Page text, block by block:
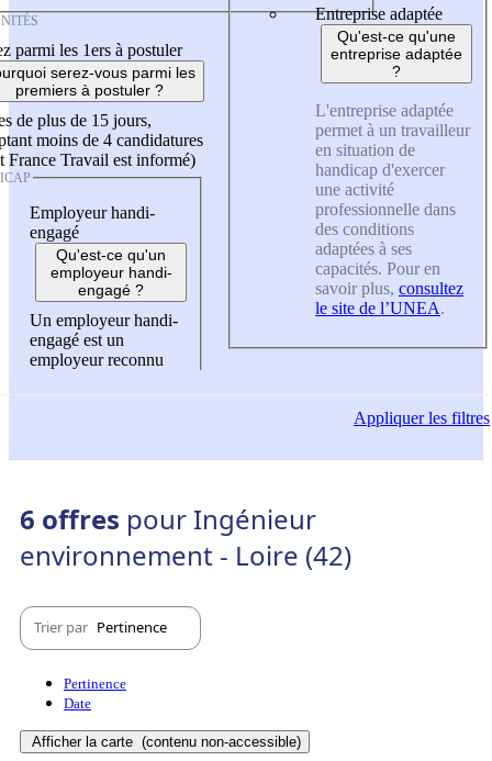
parmi les 1ers à postuler
serez-vous parmi les
premiers à postuler ?
de plus de 15 jours,
moins de 4 candidatures
France Travail est informé)
Employeur handi-
engagé
Qu'est-ce qu'un
employeur handi-
engagé ?
Un employeur handi-
engagé est un
employeur reconnu
Entreprise adaptée
Qu'est-ce qu'une
entreprise adaptée
?
L'entreprise adaptée
permet à un travailleur
en situation de
handicap d'exercer
une activité
professionnelle dans
des conditions
adaptées à ses
capacités. Pour en
savoir plus, consultez
le site de l’UNEA.
Appliquerles filtres
6 offres pour Ingénieur
environnement - Loire (42)
Trier par Pertinence
Pertinence
Date
Afficher la carte (contenu non-accessible)